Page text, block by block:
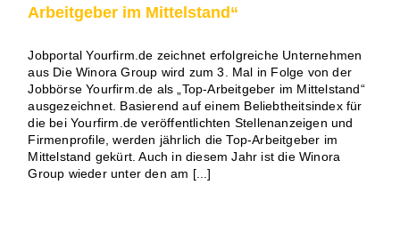
Arbeitgeber im Mittelstand“
Jobportal Yourfirm.de zeichnet erfolgreiche Unternehmen
aus Die Winora Group wird zum 3. Mal in Folge von der
Jobbörse Yourfirm.de als „Top-Arbeitgeber im Mittelstand“
ausgezeichnet. Basierend auf einem Beliebtheitsindex für
die bei Yourfirm.de veröffentlichten Stellenanzeigen und
Firmenprofile, werden jährlich die Top-Arbeitgeber im
Mittelstand gekürt. Auch in diesem Jahr ist die Winora
Group wieder unter den am [...]